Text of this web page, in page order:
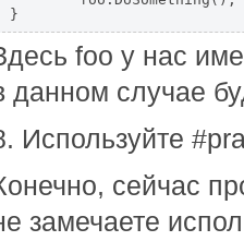
}
foo у нас
данном случае
Используйте
сейчас
замечаете